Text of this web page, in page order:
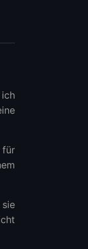
für